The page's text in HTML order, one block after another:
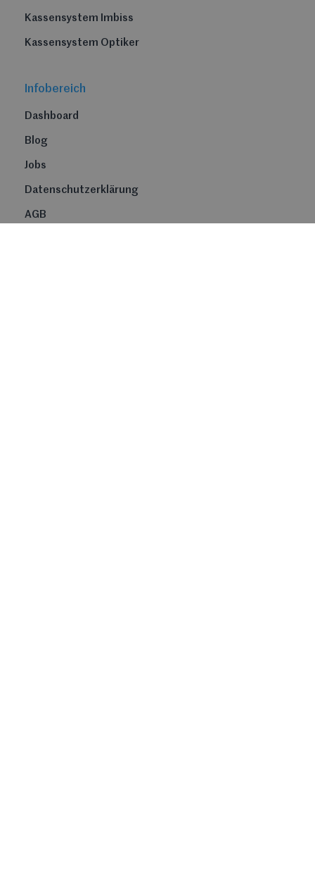
Kassensystem Imbiss
Kassensystem Optiker
Infobereich
Dashboard
Blog
Jobs
Datenschutzerklärung
AGB